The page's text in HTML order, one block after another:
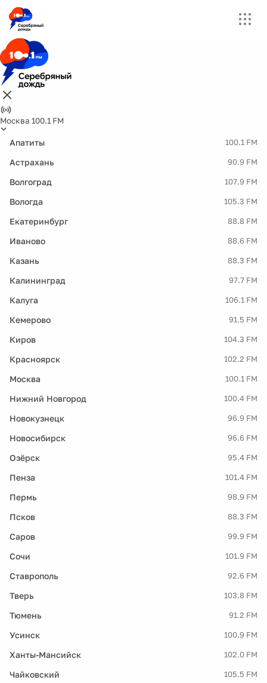
Москва 100.1 FM
Апатиты 100.1 FM
Астрахань 90.9 FM
Волгоград 107.9 FM
Вологда 105.3 FM
Екатеринбург 88.8 FM
Иваново 88.6 FM
Казань 88.3 FM
Калининград 97.7 FM
Калуга 106.1 FM
Кемерово 91.5 FM
Киров 104.3 FM
Красноярск 102.2 FM
Москва 100.1 FM
Нижний Новгород 100.4 FM
Новокузнецк 96.9 FM
Новосибирск 96.6 FM
Озёрск 95.4 FM
Пенза 101.4 FM
Пермь 98.9 FM
Псков 88.3 FM
Саров 99.9 FM
Сочи 101.9 FM
Ставрополь 92.6 FM
Тверь 103.8 FM
Тюмень 91.2 FM
Усинск 100.9 FM
Ханты-Мансийск 102.0 FM
Чайковский 105.5 FM